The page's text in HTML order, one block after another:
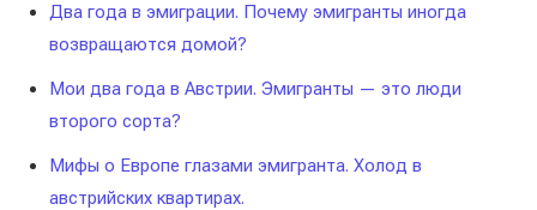
Два года в эмиграции. Почему эмигранты иногда
возвращаются домой?
Мои два года в Австрии. Эмигранты — это люди
второго сорта?
Мифы о Европе глазами эмигранта. Холод в
австрийских квартирах.